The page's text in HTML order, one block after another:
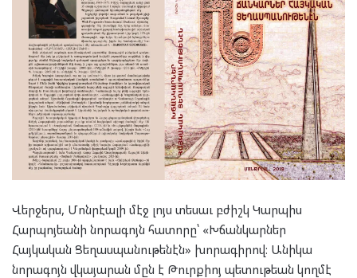
Վերջերս, Մոնրէալի մէջ լոյս տեսաւ բժիշկ Կարպիս
Հարպոյեանի նորագոյն հատորը՝ «Խճանկարներ
Հայկական Ցեղասպանութենէն» խորագիրով։ Անիկա
նորագոյն վկայարան մըն է Թուրքիոյ պետութեան կողմէ